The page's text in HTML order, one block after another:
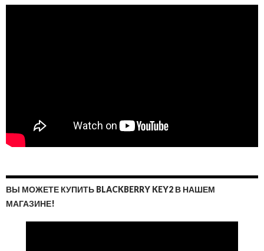
ВЫ МОЖЕТЕ КУПИТЬ BLACKBERRY KEY2 В НАШЕМ
МАГАЗИНЕ!